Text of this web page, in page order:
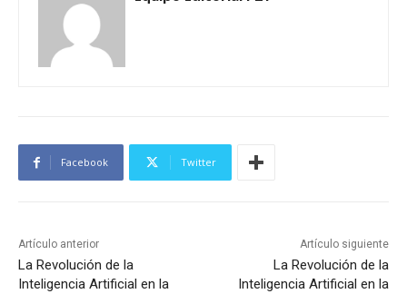
Facebook Twitter
Artículo anterior
La Revolución de la
Inteligencia Artificial en la
Artículo siguiente
La Revolución de la
Inteligencia Artificial en la